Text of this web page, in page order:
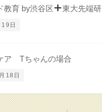
教育 by渋谷区 東大先端研
日
ア Tちゃんの場合
18日